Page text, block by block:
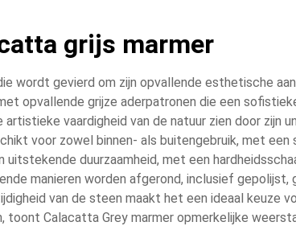
grijs marmer
wordt gevierd om zijn opvallende esthetische
opvallende grijze aderpatronen die een
vaardigheid van de natuur zien door zijn
voor zowel binnen- als buitengebruik, met een
duurzaamheid, met een
manieren worden afgerond, inclusief
van de steen maakt het een ideaal keuze
Calacatta Grey marmer opmerkelijke